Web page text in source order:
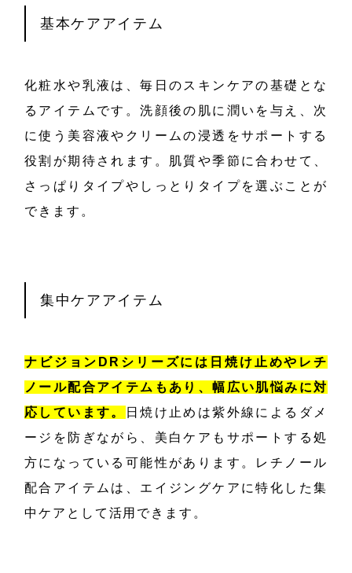
基本ケアアイテム
化粧水や乳液は、毎日のスキンケアの基礎とな
るアイテムです。洗顔後の肌に潤いを与え、次
に使う美容液やクリームの浸透をサポートする
役割が期待されます。肌質や季節に合わせて、
さっぱりタイプやしっとりタイプを選ぶことが
できます。
集中ケアアイテム
ナビジョンDRシリーズには日焼け止めやレチ
ノール配合アイテムもあり、幅広い肌悩みに対
応しています。
日焼け止めは紫外線によるダメ
ージを防ぎながら、美白ケアもサポートする処
方になっている可能性があります。レチノール
配合アイテムは、エイジングケアに特化した集
中ケアとして活用できます。